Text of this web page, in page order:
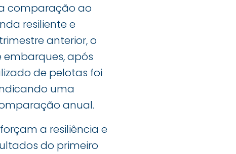
comparação ao
resiliente e
anterior, o
após
de pelotas foi
uma
anual.
a resiliência e
do primeiro